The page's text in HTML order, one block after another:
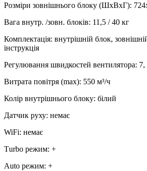
Розміри зовнішнього блоку (ШхВхГ):
Вага внутр. /зовн. блоків: 11,5 / 40 кг
Комплектація: внутрішній блок,
інструкція
Регулювання швидкостей вентилятора: 7,
Витрата повітря (max): 550 м³/ч
Колір внутрішнього блоку: білий
Датчик руху: немає
WiFi: немає
Тurbo режим: +
Аuto режим: +